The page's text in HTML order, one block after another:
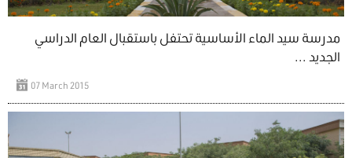
مدرسة سيد الماء الأساسية تحتفل باستقبال العام الدراسي
الجديد ...
07 March 2015